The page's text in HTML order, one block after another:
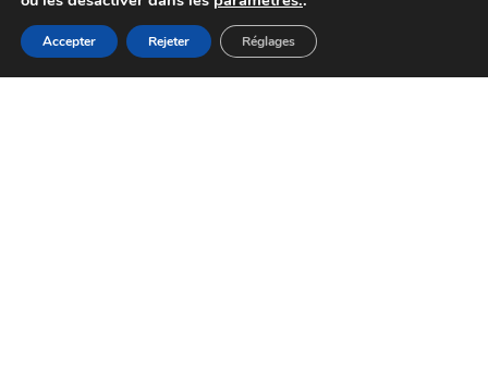
Accepter Rejeter Réglages